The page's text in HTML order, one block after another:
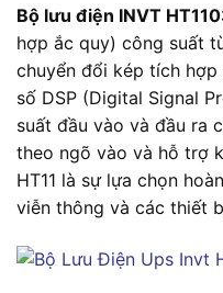
Bộ lưu điện INVT
hợp ắc quy) công suất
chuyển đổi kép tích
số DSP (Digital Signal
suất đầu vào và đầu ra
theo ngõ vào và hỗ trợ
HT11 là sự lựa chọn
viễn thông và các thiết